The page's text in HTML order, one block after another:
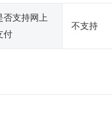
否支持网上
付
不支持